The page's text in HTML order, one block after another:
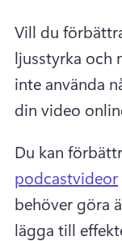
Vill du
ljusstyrka och
inte använda
din video
Du kan
podcastvideor
behöver göra
lägga till